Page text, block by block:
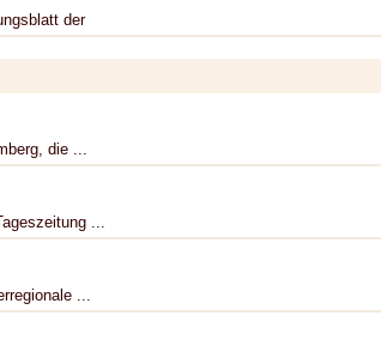
der
die ...
...
...